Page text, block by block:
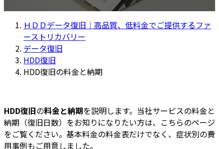
ＨＤＤデータ復旧｜高品質、低料金でご提供するファ
ーストリカバリー
データ復旧
HDD復旧
HDD復旧の料金と納期
HDD復旧の料金と納期を説明します。当社サービスの料金と
納期（復旧日数）をお知りになりたい方は、こちらのページ
をご覧ください。基本料金の料金表だけでなく、症状別の費
用事例もご用意しました。